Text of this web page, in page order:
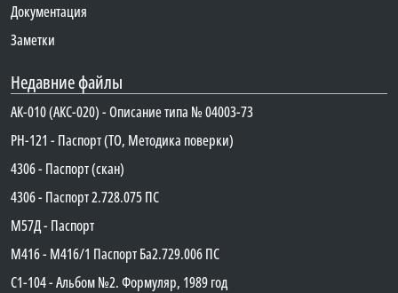
Документация
Заметки
Недавние файлы
АК-010 (АКС-020) - Описание типа № 04003-73
PH-121 - Паспорт (ТО, Методика поверки)
4306 - Паспорт (скан)
4306 - Паспорт 2.728.075 ПС
М57Д - Паспорт
М416 - М416/1 Паспорт Ба2.729.006 ПС
C1-104 - Альбом №2. Формуляр, 1989 год